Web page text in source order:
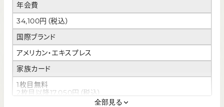
年会費
34,100円（税込）
国際ブランド
アメリカン・エキスプレス
家族カード
1枚目無料
2枚目以降17,050円（税込）
全部見る